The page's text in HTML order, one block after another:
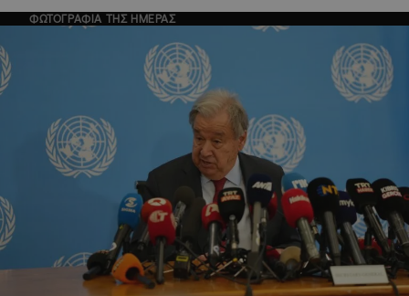
ΦΩΤΟΓΡΑΦΙΑ ΤΗΣ ΗΜΕΡΑΣ